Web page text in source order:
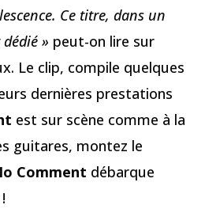
Ce titre, dans un
» peut-on lire sur
Le clip, compile quelques
dernières prestations
est sur scène comme à la
guitares, montez le
Comment débarque